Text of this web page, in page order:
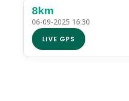
8km
06-09-2025 16:30
LIVE GPS